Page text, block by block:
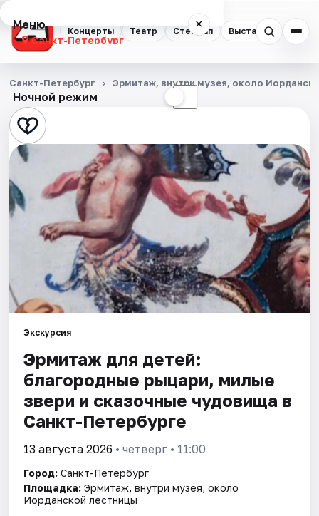
Концерты Театр Стендап Выставки
Меню ×
Санкт-Петербург
Концерты
Театр
Стендап
Выставки
Квесты
Экскурсии
Спорт
События
Города
Площадки
Артисты
Рейтинги
Ночной режим ☾
Санкт-Петербург Эрмитаж, внутри музея, около
Экскурсия
Эрмитаж для детей:
благородные рыцари, милые
звери и сказочные чудовища в
Санкт-Петербурге
13 августа 2026 • четверг • 11:00
Город: Санкт-Петербург
Площадка: Эрмитаж, внутри музея, около
Иорданской лестницы